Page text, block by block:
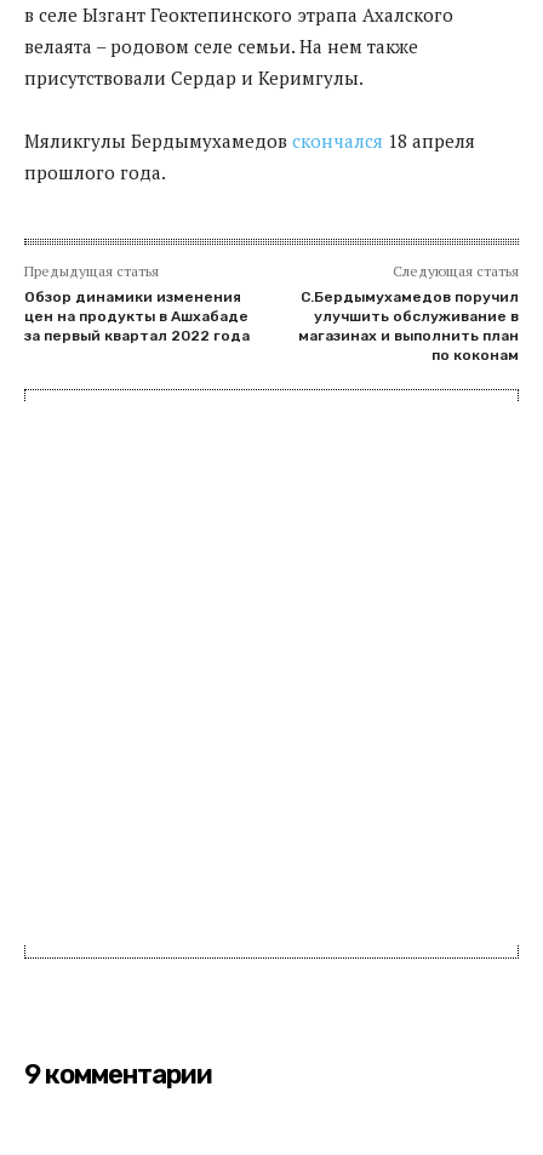
в селе Ызгант Геоктепинского этрапа Ахалского
велаята – родовом селе семьи. На нем также
присутствовали Сердар и Керимгулы.
Мяликгулы Бердымухамедов скончался 18 апреля
прошлого года.
Предыдущая статья
Обзор динамики изменения
цен на продукты в Ашхабаде
за первый квартал 2022 года
Следующая статья
С.Бердымухамедов поручил
улучшить обслуживание в
магазинах и выполнить план
по коконам
9 комментарии